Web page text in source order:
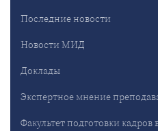
Последние новости
Новости МИД
Доклады
Экспертное мнение
Факультет подготовки